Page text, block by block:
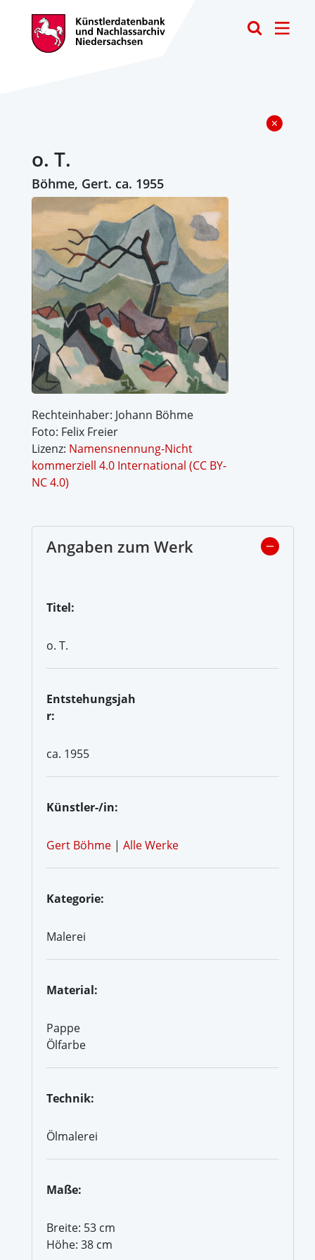
o. T.
Böhme, Gert. ca. 1955
Rechteinhaber: Johann Böhme
Foto: Felix Freier
Lizenz: Namensnennung-Nicht
kommerziell 4.0 International (CC BY-
NC 4.0)
Angaben zum Werk
Titel:
o. T.
Entstehungsjah
r:
ca. 1955
Künstler-/in:
Gert Böhme | Alle Werke
Kategorie:
Malerei
Material:
Pappe
Ölfarbe
Technik:
Ölmalerei
Maße:
Breite: 53 cm
Höhe: 38 cm